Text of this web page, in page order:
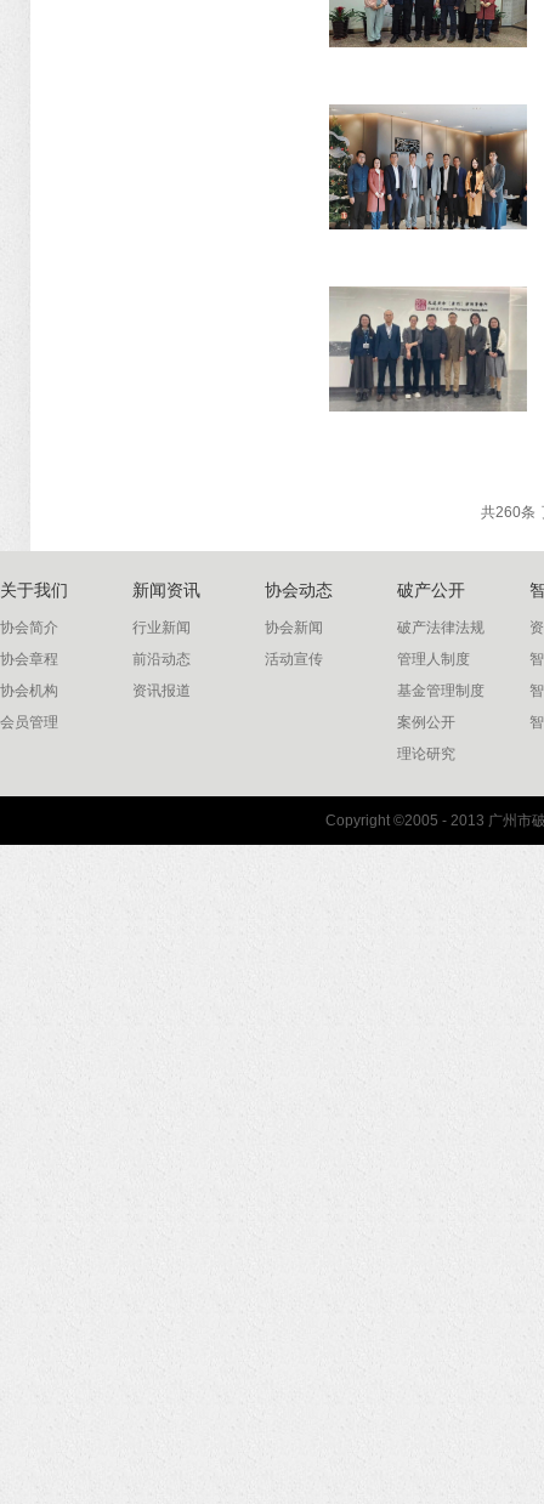
共260条
关于我们
协会简介
协会章程
协会机构
会员管理
新闻资讯
行业新闻
前沿动态
资讯报道
协会动态
协会新闻
活动宣传
破产公开
破产法律法规
管理人制度
基金管理制度
案例公开
理论研究
联系我们
Copyright ©2005 - 2013 广州市